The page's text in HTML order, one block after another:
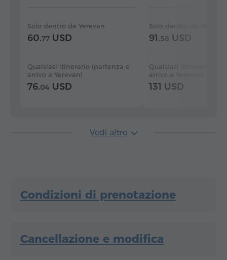
Solo dentro de Yerevan
60.77 USD
Qualsiasi itinerario (partenza e
arrivo a Yerevan)
76.04 USD
Solo dentro de Yerevan
91.58 USD
Qualsiasi itinerario
arrivo a Yerevan)
131 USD
Vedi altro
Condizioni di prenotazione
Cancellazione e modifica